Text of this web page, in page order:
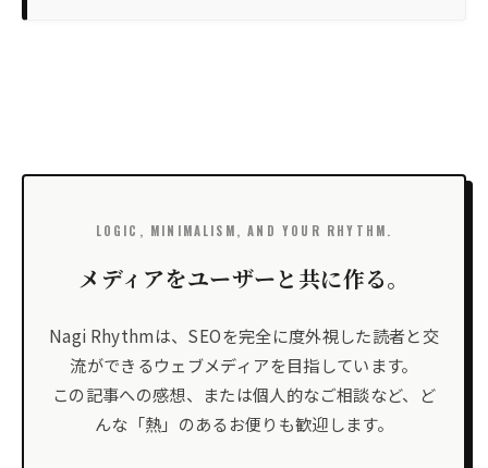
LOGIC, MINIMALISM, AND YOUR RHYTHM.
メディアをユーザーと共に作る。
Nagi Rhythmは、SEOを完全に度外視した読者と交
流ができるウェブメディアを目指しています。
この記事への感想、または個人的なご相談など、ど
んな「熱」のあるお便りも歓迎します。